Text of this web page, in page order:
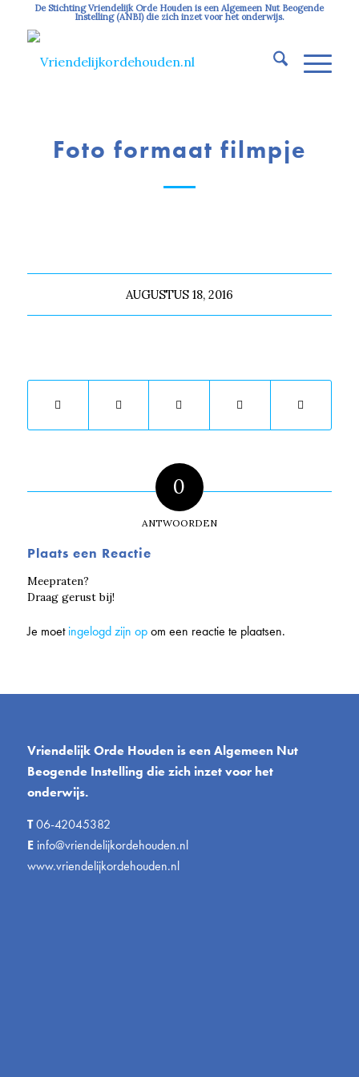
De Stichting Vriendelijk Orde Houden is een Algemeen Nut Beogende
Instelling (ANBI) die zich inzet voor het onderwijs.
Foto formaat filmpje
AUGUSTUS 18, 2016
0
ANTWOORDEN
Plaats een Reactie
Meepraten?
Draag gerust bij!
Je moetingelogd zijn opom een reactie te plaatsen.
Vriendelijk Orde Houden is een Algemeen Nut
Beogende Instelling die zich inzet voor het
onderwijs.
T06-42045382
E info@vriendelijkordehouden.nl
www.vriendelijkordehouden.nl